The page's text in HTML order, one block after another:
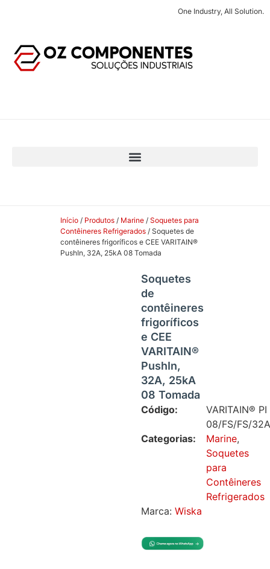
One Industry, All Solution.
Início / Produtos / Marine / Soquetes para
Contêineres Refrigerados / Soquetes de
contêineres frigoríficos e CEE VARITAIN®
PushIn, 32A, 25kA 08 Tomada
Soquetes
de
contêineres
frigoríficos
e CEE
VARITAIN®
PushIn,
32A, 25kA
08 Tomada
Código:
VARITAIN® PI
08/FS/FS/
Categorias:
Marine,
Soquetes
para
Contêineres
Refrigerados
Marca: Wiska